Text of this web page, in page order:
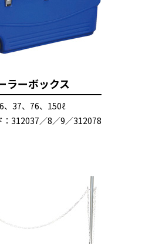
ラーボックス
、37、76、150ℓ
：312037／8／9／312078